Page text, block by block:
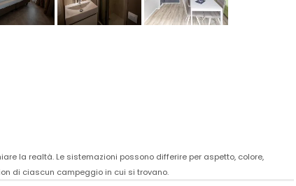
la realtà. Le sistemazioni possono differire per aspetto, colore,
di ciascun campeggio in cui si trovano.